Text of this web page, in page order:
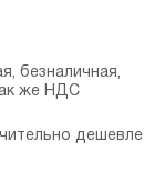
безналичная,
же НДС
дешевле